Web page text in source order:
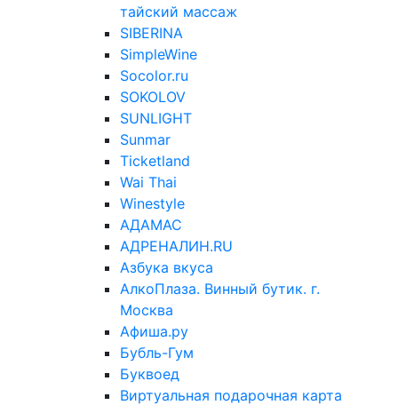
тайский массаж
SIBERINA
SimpleWine
Socolor.ru
SOKOLOV
SUNLIGHT
Sunmar
Ticketland
Wai Thai
Winestyle
АДАМАС
АДРЕНАЛИН.RU
Азбука вкуса
АлкоПлаза. Винный бутик. г.
Москва
Афиша.ру
Бубль-Гум
Буквоед
Виртуальная подарочная карта